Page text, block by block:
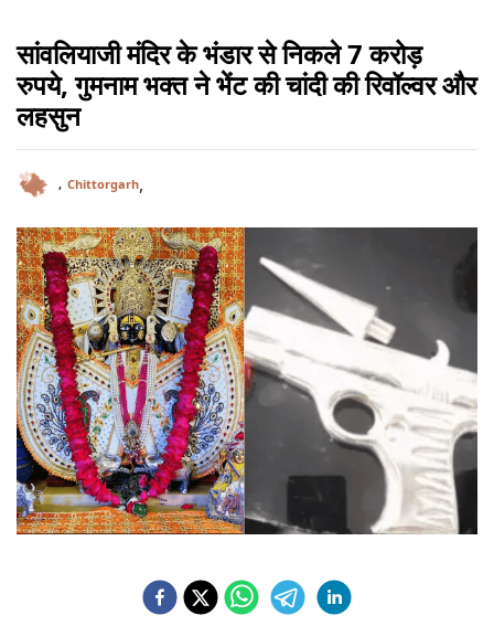
सांवलियाजी मंदिर के भंडार से निकले 7 करोड़
रुपये, गुमनाम भक्त ने भेंट की चांदी की रिवॉल्वर और
लहसुन
, Chittorgarh,